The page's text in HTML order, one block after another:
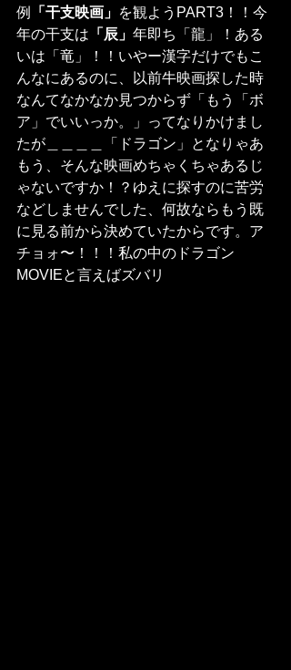
例
「干支映画」 を観ようPART3！！今
年の干支は 「辰」 年即ち「龍」！ある
いは「竜」！！いやー漢字だけでもこ
んなにあるのに、以前牛映画探した時
なんてなかなか見つからず「もう「ボ
ア」でいいっか。」ってなりかけまし
たが＿＿＿＿「ドラゴン」となりゃあ
もう、そんな映画めちゃくちゃあるじ
ゃないですか！？ゆえに探すのに苦労
などしませんでした、何故ならもう既
に見る前から決めていたからです。ア
チョォ〜！！！私の中のドラゴン
MOVIEと言えばズバリ